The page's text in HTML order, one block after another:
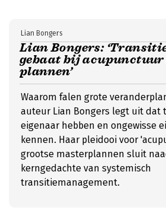
Lian Bongers:
gebaat bij acupunctuur
plannen’
Lian Bongers
Waarom falen grote
auteur Lian Bongers legt uit dat
eigenaar hebben en ongewisse
kennen. Haar pleidooi voor
grootse masterplannen sluit
kerngedachte van systemisch
transitiemanagement.